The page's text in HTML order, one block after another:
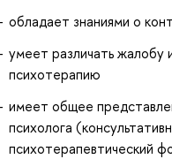
обладает знаниями о
умеет различать жалобу
психотерапию
имеет общее
психолога
психотерапевтический